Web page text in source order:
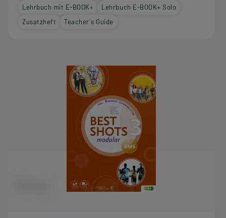
Lehrbuch mit E-BOOK+
Lehrbuch E-BOOK+ Solo
Zusatzheft
Teacher´s Guide